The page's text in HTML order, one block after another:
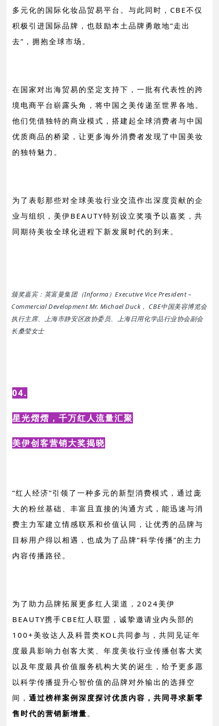
多元化的国际化妆品贸易平台。与此同时， CBE不仅
积极引进国际品牌，也鼓励本土品牌勇敢地“走出
去”，拥抱全球市场。
在国家对出海贸易的坚定支持下，一批有代表性的跨
境电商平台崭露头角，将中国之美传递至世界各地。
他们凭借独特的商业模式，搭建起全球消费者与中国
优质商品的桥梁，让更多海外消费者发现了中国美妆
的独特魅力。
为了表彰那些对全球美妆行业交流作出深度贡献的企
业与组织，美伊BEAUTY特别设立奖项予以嘉奖，共
同期待美妆全球化进程下新发展时代的到来。
颁奖嘉宾：英富曼集团（Informa）Executive Vice President –
Commercial Development Mr. Michael Duck， CBE中国美容博览会
执行主席、上海市静安区政协委员、上海日用化学品行业协会副会
长桑莹女士
04.
星光熠熠，千万红人流量汇聚
美伊创客营销大奖揭晓
“红人经济”引领了一种多元的新型消费模式，通过庞
大的粉丝基础、丰富且直接的沟通方式，能迅速与消
费主力军建立情感联系和价值认同，让优秀的品牌与
目标用户得以相遇，也成为了品牌“科学传播”的主力
内容传播路径。
为了助力品牌拓展更多红人渠道，2024美伊
BEAUTY携手CBE红人联盟，诚挚邀请业内头部的
100+美妆达人及科普类KOL共同参与，共同见证年
度最具影响力创客大奖、年度美妆行业传播创客大奖
以及年度最具价值服务机构大奖的诞生，给予更多愿
以科学传播提升心智价值的品牌对外输出的选择空
间，通过榜样案例深度探讨优质内容，共同寻求新零
售时代的营销新增量。